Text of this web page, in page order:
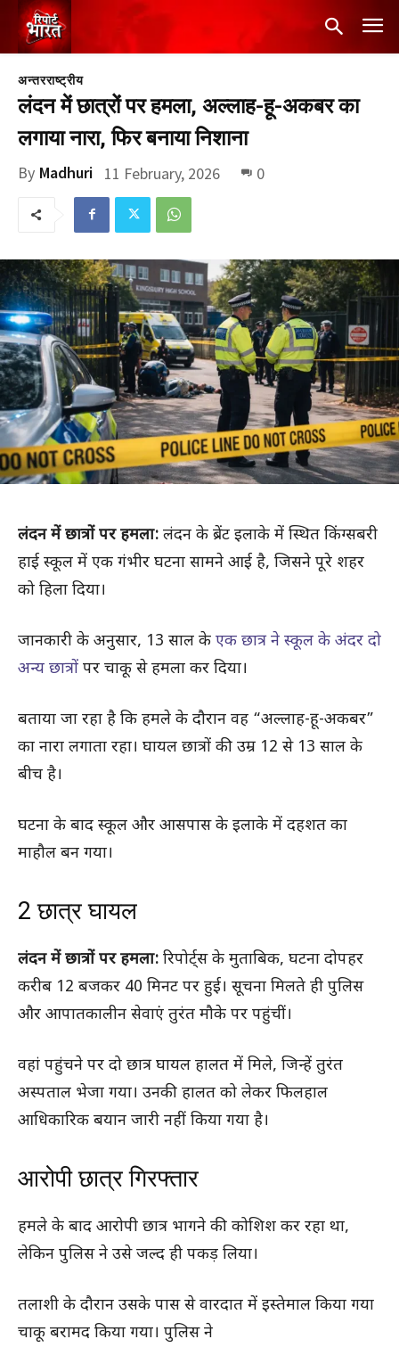
अन्तरराष्ट्रीय
लंदन में छात्रों पर हमला, अल्लाह-हू-अकबर का
लगाया नारा, फिर बनाया निशाना
By Madhuri 11 February, 2026 0
लंदन में छात्रों पर हमला: लंदन के ब्रेंट इलाके में स्थित किंग्सबरी
हाई स्कूल में एक गंभीर घटना सामने आई है, जिसने पूरे शहर
को हिला दिया।
जानकारी के अनुसार, 13 साल के एक छात्र ने स्कूल के अंदर दो
अन्य छात्रों पर चाकू से हमला कर दिया।
बताया जा रहा है कि हमले के दौरान वह “अल्लाह-हू-अकबर”
का नारा लगाता रहा। घायल छात्रों की उम्र 12 से 13 साल के
बीच है।
घटना के बाद स्कूल और आसपास के इलाके में दहशत का
माहौल बन गया।
2 छात्र घायल
लंदन में छात्रों पर हमला: रिपोर्ट्स के मुताबिक, घटना दोपहर
करीब 12 बजकर 40 मिनट पर हुई। सूचना मिलते ही पुलिस
और आपातकालीन सेवाएं तुरंत मौके पर पहुंचीं।
वहां पहुंचने पर दो छात्र घायल हालत में मिले, जिन्हें तुरंत
अस्पताल भेजा गया। उनकी हालत को लेकर फिलहाल
आधिकारिक बयान जारी नहीं किया गया है।
आरोपी छात्र गिरफ्तार
हमले के बाद आरोपी छात्र भागने की कोशिश कर रहा था,
लेकिन पुलिस ने उसे जल्द ही पकड़ लिया।
तलाशी के दौरान उसके पास से वारदात में इस्तेमाल किया गया
चाकू बरामद किया गया। पुलिस ने